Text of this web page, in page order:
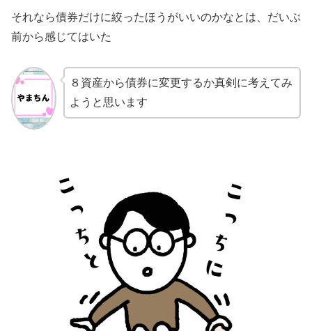
それなら債券だけに絞ったほうがいいのかなとは、だいぶ
前から感じてはいた
８資産から債券に変更するか真剣に考えてみ
ようと思います